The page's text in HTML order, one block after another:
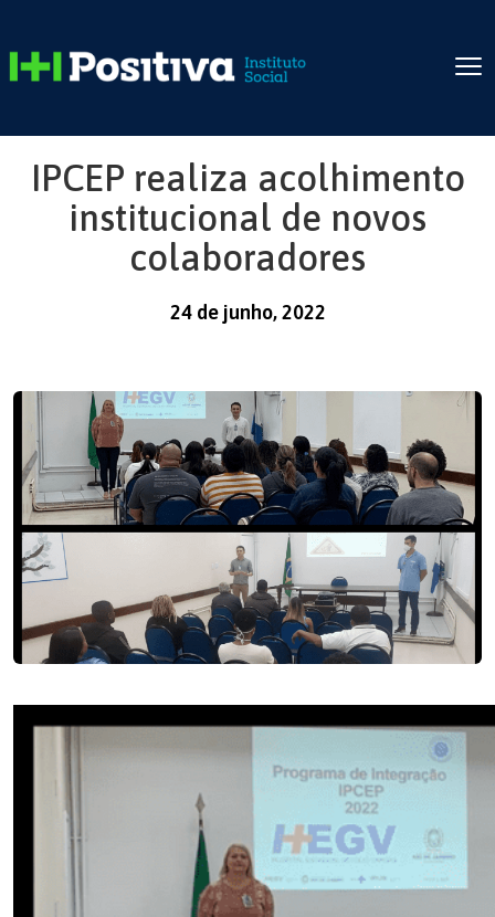
IPCEP realiza acolhimento
institucional de novos
colaboradores
24 de junho, 2022